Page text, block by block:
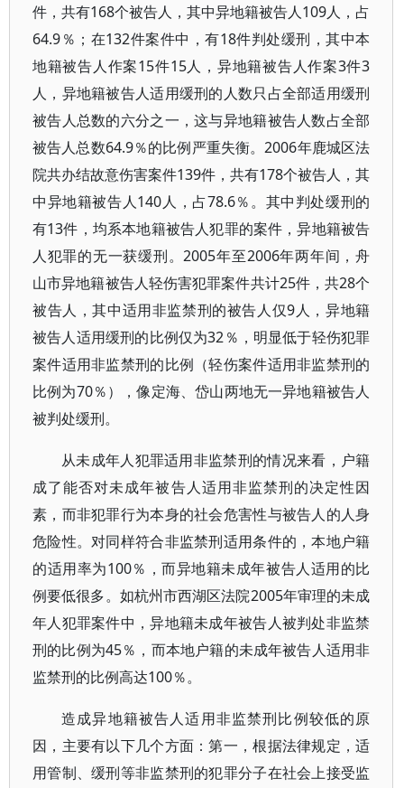
件，共有168个被告人，其中异地籍被告人109人，占
64.9％；在132件案件中，有18件判处缓刑，其中本
地籍被告人作案15件15人，异地籍被告人作案3件3
人，异地籍被告人适用缓刑的人数只占全部适用缓刑
被告人总数的六分之一，这与异地籍被告人数占全部
被告人总数64.9％的比例严重失衡。2006年鹿城区法
院共办结故意伤害案件139件，共有178个被告人，其
中异地籍被告人140人，占78.6％。其中判处缓刑的
有13件，均系本地籍被告人犯罪的案件，异地籍被告
人犯罪的无一获缓刑。2005年至2006年两年间，舟
山市异地籍被告人轻伤害犯罪案件共计25件，共28个
被告人，其中适用非监禁刑的被告人仅9人，异地籍
被告人适用缓刑的比例仅为32％，明显低于轻伤犯罪
案件适用非监禁刑的比例（轻伤案件适用非监禁刑的
比例为70％），像定海、岱山两地无一异地籍被告人
被判处缓刑。
从未成年人犯罪适用非监禁刑的情况来看，户籍
成了能否对未成年被告人适用非监禁刑的决定性因
素，而非犯罪行为本身的社会危害性与被告人的人身
危险性。对同样符合非监禁刑适用条件的，本地户籍
的适用率为100％，而异地籍未成年被告人适用的比
例要低很多。如杭州市西湖区法院2005年审理的未成
年人犯罪案件中，异地籍未成年被告人被判处非监禁
刑的比例为45％，而本地户籍的未成年被告人适用非
监禁刑的比例高达100％。
造成异地籍被告人适用非监禁刑比例较低的原
因，主要有以下几个方面：第一，根据法律规定，适
用管制、缓刑等非监禁刑的犯罪分子在社会上接受监